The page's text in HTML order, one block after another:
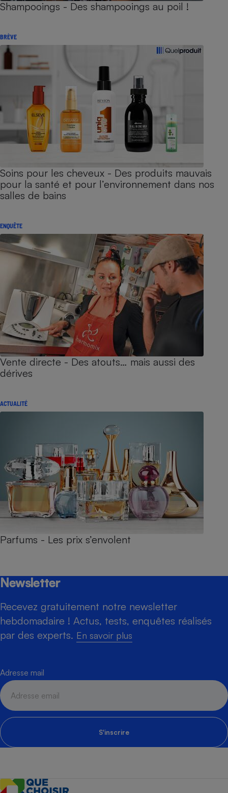
Shampooings - Des shampooings au poil !
BRÈVE
Soins pour les cheveux - Des produits mauvais
pour la santé et pour l’environnement dans nos
salles de bains
ENQUÊTE
Vente directe - Des atouts… mais aussi des
dérives
ACTUALITÉ
Parfums - Les prix s’envolent
Newsletter
Recevez gratuitement notre newsletter
hebdomadaire ! Actus, tests, enquêtes réalisés
par des experts. En savoir plus
Adresse mail
S'inscrire